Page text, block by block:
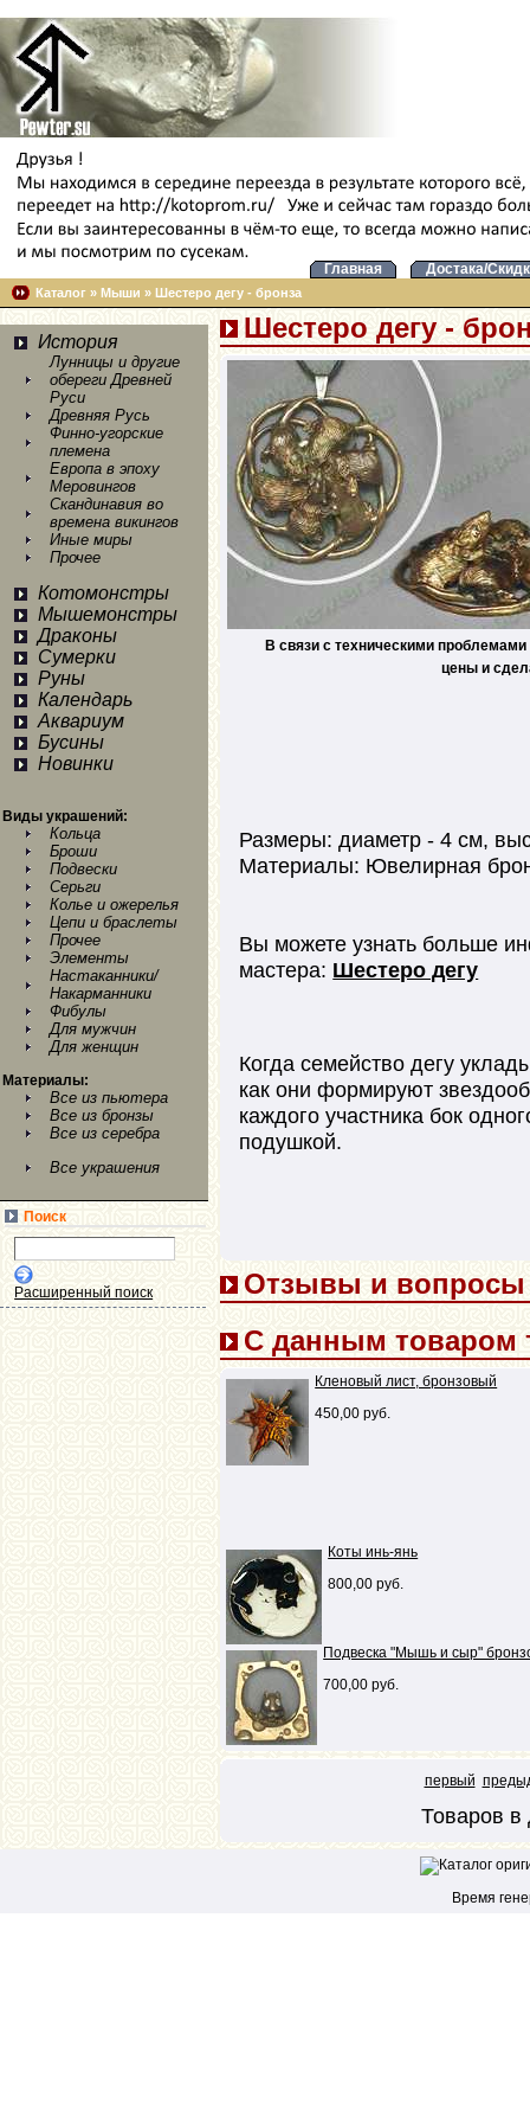
Главная Достака/
Каталог » Мыши » Шестеро дегу - бронза
Шестеро дегу -
В связи с техническими проблемами
цены и
Размеры: диаметр - 4 см,
Материалы: Ювелирная
Вы можете узнать больше
мастера: Шестеро дегу
Когда семейство дегу
как они формируют
каждого участника бок
подушкой.
Отзывы и вопросы
С данным товаром
Кленовый лист, бронзовый
450,00 руб.
Коты инь-янь
800,00 руб.
Подвеска "Мышь и сыр"
700,00 руб.
первый
Товаров в
История
Лунницы и другие
обереги Древней
Руси
Древняя Русь
Финно-угорские
племена
Европа в эпоху
Меровингов
Скандинавия во
времена викингов
Иные миры
Прочее
Котомонстры
Мышемонстры
Драконы
Сумерки
Руны
Календарь
Аквариум
Бусины
Новинки
Виды украшений:
Кольца
Броши
Подвески
Серьги
Колье и ожерелья
Цепи и браслеты
Прочее
Элементы
Настаканники/
Накарманники
Фибулы
Для мужчин
Для женщин
Материалы:
Все из пьютера
Все из бронзы
Все из серебра
Все украшения
Поиск
Расширенный поиск
Время